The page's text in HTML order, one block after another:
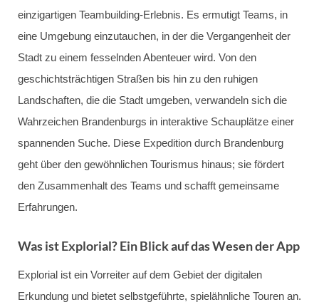
einzigartigen Teambuilding-Erlebnis. Es ermutigt Teams, in
eine Umgebung einzutauchen, in der die Vergangenheit der
Stadt zu einem fesselnden Abenteuer wird. Von den
geschichtsträchtigen Straßen bis hin zu den ruhigen
Landschaften, die die Stadt umgeben, verwandeln sich die
Wahrzeichen Brandenburgs in interaktive Schauplätze einer
spannenden Suche. Diese Expedition durch Brandenburg
geht über den gewöhnlichen Tourismus hinaus; sie fördert
den Zusammenhalt des Teams und schafft gemeinsame
Erfahrungen.
Was ist Explorial? Ein Blick auf das Wesen der App
Explorial ist ein Vorreiter auf dem Gebiet der digitalen
Erkundung und bietet selbstgeführte, spielähnliche Touren an.